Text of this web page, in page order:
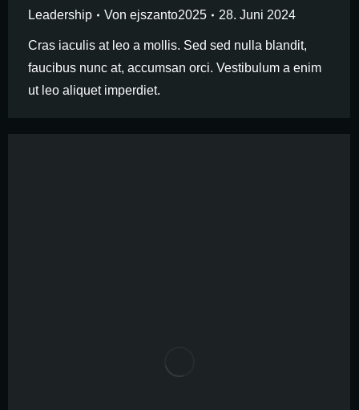
Leadership Von ejszanto2025 28. Juni 2024
Cras iaculis at leo a mollis. Sed sed nulla blandit,
faucibus nunc at, accumsan orci. Vestibulum a enim
ut leo aliquet imperdiet.